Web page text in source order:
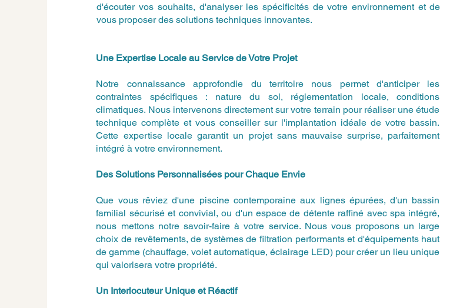
d'écouter vos souhaits, d'analyser les spécificités de votre environnement et de
vous proposer des solutions techniques innovantes.
Une Expertise Locale au Service de Votre Projet
Notre connaissance approfondie du territoire nous permet d'anticiper les
contraintes spécifiques : nature du sol, réglementation locale, conditions
climatiques. Nous intervenons directement sur votre terrain pour réaliser une étude
technique complète et vous conseiller sur l'implantation idéale de votre bassin.
Cette expertise locale garantit un projet sans mauvaise surprise, parfaitement
intégré à votre environnement.
Des Solutions Personnalisées pour Chaque Envie
Que vous rêviez d'une piscine contemporaine aux lignes épurées, d'un bassin
familial sécurisé et convivial, ou d'un espace de détente raffiné avec spa intégré,
nous mettons notre savoir-faire à votre service. Nous vous proposons un large
choix de revêtements, de systèmes de filtration performants et d'équipements haut
de gamme (chauffage, volet automatique, éclairage LED) pour créer un lieu unique
qui valorisera votre propriété.
Un Interlocuteur Unique et Réactif